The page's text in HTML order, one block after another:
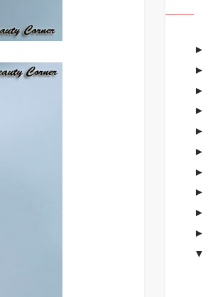
►
►
►
►
►
►
►
►
►
►
▼